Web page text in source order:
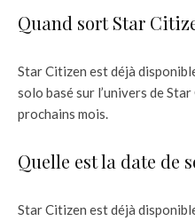
Quand sort Star
Star Citizen est déjà
solo basé sur l’univers de
prochains mois.
Quelle est la date de
Star Citizen est déjà